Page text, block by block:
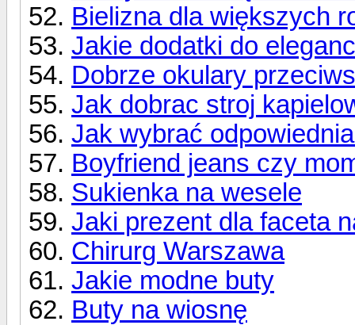
Bielizna dla większych
Jakie dodatki do
Dobrze okulary
Jak dobrac stroj
Jak wybrać
Boyfriend jeans czy
Sukienka na wesele
Jaki prezent dla faceta
Chirurg Warszawa
Jakie modne buty
Buty na wiosnę